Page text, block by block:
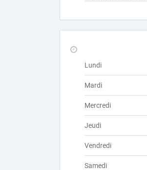
Lundi
Mardi
Mercredi
Jeudi
Vendredi
Samedi